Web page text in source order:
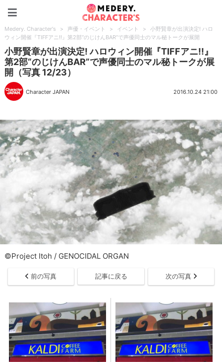
Medery. Character's > 声優・イベント > イベント >
小野賢章が出演決定! ハロ
ウィン開催『TIFFアニ!!』第2部“のじけんBAR”で声優同士のマル秘トークが展開
小野賢章が出演決定! ハロウィン開催『TIFFアニ!!』
第2部“のじけんBAR”で声優同士のマル秘トークが展
開（写真 12/23）
Character JAPAN 2016.10.24 21:00
©Project Itoh / GENOCIDAL ORGAN
前の写真 記事に戻る 次の写真